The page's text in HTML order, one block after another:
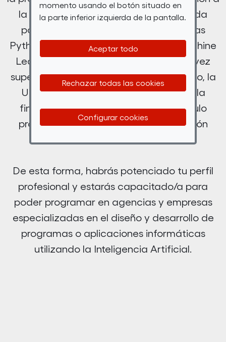
momento usando el botón situado en
la parte inferior izquierda de la pantalla.
Aceptar todo
Rechazar todas las cookies
Configurar cookies
la Estadística (140 horas) y una segunda
parte de Inteligencia Artificial, Librerías
Python, Probabilidad y Estadística, Machine
Learning y Deep Learning (218h). Una vez
superado el itinerario formativo con éxito, la
UMA entregará una Certificación de la
finalización de la formación como título
propio, dentro de los cursos de extensión
De esta forma, habrás potenciado tu perfil
profesional y estarás capacitado/a para
poder programar en agencias y empresas
especializadas en el diseño y desarrollo de
programas o aplicaciones informáticas
utilizando la Inteligencia Artificial.